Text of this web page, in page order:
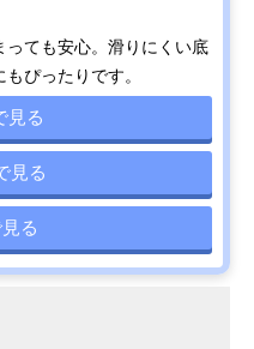
っても安心。滑りにくい底
ぴったりです。
見る
見る
る